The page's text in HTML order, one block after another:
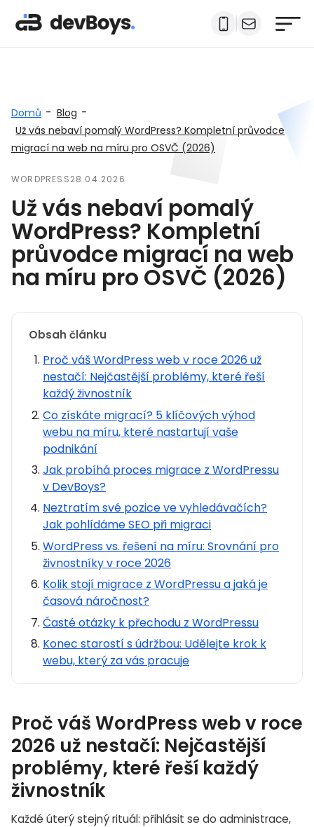
Domů - Blog -
Už vás nebaví pomalý WordPress? Kompletní průvodce
migrací na web na míru pro OSVČ (2026)
WORDPRESS28.04.2026
Už vás nebaví pomalý
WordPress? Kompletní
průvodce migrací na web
na míru pro OSVČ (2026)
Obsah článku
Proč váš WordPress web v roce 2026 už
nestačí: Nejčastější problémy, které řeší
každý živnostník
Co získáte migrací? 5 klíčových výhod
webu na míru, které nastartují vaše
podnikání
Jak probíhá proces migrace z WordPressu
v DevBoys?
Neztratím své pozice ve vyhledávačích?
Jak pohlídáme SEO při migraci
WordPress vs. řešení na míru: Srovnání pro
živnostníky v roce 2026
Kolik stojí migrace z WordPressu a jaká je
časová náročnost?
Časté otázky k přechodu z WordPressu
Konec starostí s údržbou: Udělejte krok k
webu, který za vás pracuje
Proč váš WordPress web v roce
2026 už nestačí: Nejčastější
problémy, které řeší každý
živnostník
Každé úterý stejný rituál: přihlásit se do administrace,